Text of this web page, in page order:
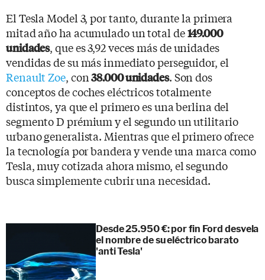
El Tesla Model 3, por tanto, durante la primera
mitad año ha acumulado un total de149.000
unidades, que es 3,92 veces más de unidades
vendidas de su más inmediato perseguidor, el
Renault Zoe, con38.000 unidades. Son dos
conceptos de coches eléctricos totalmente
distintos, ya que el primero es una berlina del
segmento D prémium y el segundo un utilitario
urbano generalista. Mientras que el primero ofrece
la tecnología por bandera y vende una marca como
Tesla, muy cotizada ahora mismo, el segundo
busca simplemente cubrir una necesidad.
Desde 25.950 €: por fin Ford desvela
el nombre de su eléctrico barato
'anti Tesla'